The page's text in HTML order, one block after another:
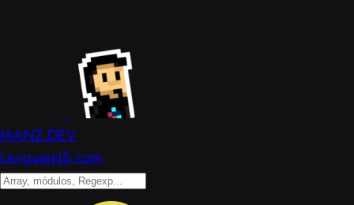
MANZ.DEV
LenguajeJS.com